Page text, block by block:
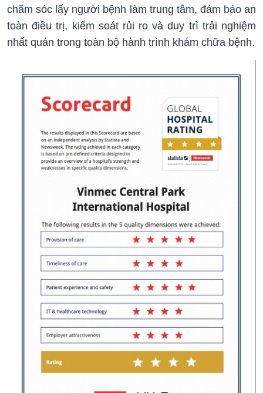
chăm sóc lấy người bệnh làm trung tâm, đảm bảo an
toàn điều trị, kiểm soát rủi ro và duy trì trải nghiệm
nhất quán trong toàn bộ hành trình khám chữa bệnh.